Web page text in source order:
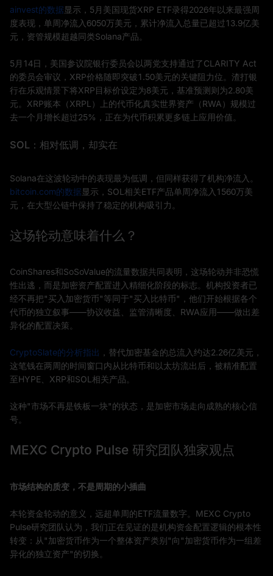
ainvest的数据显示，5月美国现货XRP ETF录得2026年以来最强周
度表现，单周净流入6050万美元，累计净流入总量已超过13.9亿美
元，资管规模超越同类Solana产品。
5月14日，美国参议院银行委员会以两党支持通过了CLARITY Act
的委员会审议，XRP价格随即突破1.50美元的关键阻力位。渣打银
行在乐观情景下将XRP目标价设定为8美元，基准预测则为2.80美
元。XRP账本（XRPL）上的代币化真实世界资产（RWA）规模过
去一个月增长超过25%，正在为代币积累更多链上应用价值。
SOL：相对低调，却实在
Solana在这波轮动中的表现最为低调，但同样获得了机构净流入。
bitcoin.com的数据显示，SOL相关ETF产品单周净流入1560万美
元，在大型公链中保持了稳定的机构吸引力。
这场轮动意味着什么？
CoinShares和SoSoValue的流量数据共同表明，这场轮动并非恐慌
性出逃，而是加密资产配置进入精细化阶段的标志。机构投资者已
经不再把"买入加密货币"等同于"买入比特币"，他们开始根据各个
代币的独立叙事——协议收益、监管清晰度、RWA应用——做出差
异化的配置决策。
CryptoSlate的分析指出 ，替代加密基金的总流入约达2.26亿美元，
这笔钱在两周的时间窗口内从比特币和以太坊流出后，被精准配置
至HYPE、XRP和SOL相关产品。
这种"市场不再是铁板一块"的状态，是加密市场走向成熟的核心信
号。
MEXC Crypto Pulse 研究团队独家观点
市场结构的质变，不是周期的小插曲
本轮资金轮动的意义，远超单周的ETF流量数字。MEXC Crypto
Pulse研究团队认为，我们正在见证的是机构资金配置逻辑的根本性
转变：从"加密货币作为一个整体资产类别"向"加密货币作为一组差
异化的独立资产"的切换。